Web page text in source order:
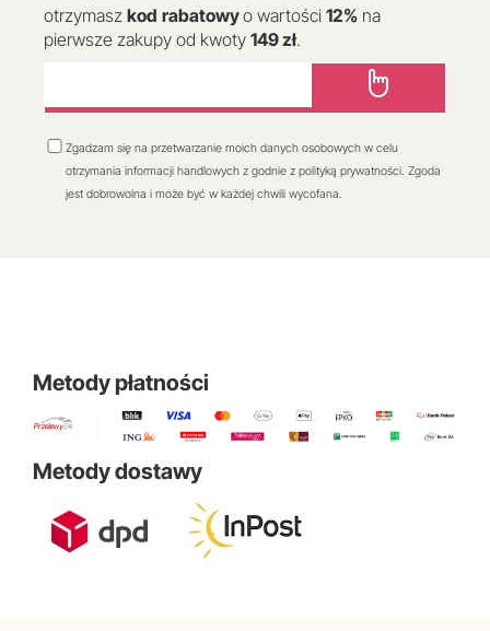
otrzymasz kod rabatowyo wartości 12% na
pierwsze zakupy od kwoty 149 zł.
Zgadzam się na przetwarzanie moich danych osobowych w celu
otrzymania informacji handlowych z godnie z polityką prywatności. Zgoda
jest dobrowolna i może być w każdej chwili wycofana.
Metody płatności
Metody dostawy